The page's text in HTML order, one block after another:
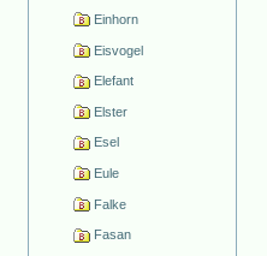
Einhorn
Eisvogel
Elefant
Elster
Esel
Eule
Falke
Fasan